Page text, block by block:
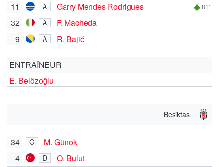
11
A Garry Mendes Rodrigues 81'
32 A
F. Macheda
9
A R. Bajić
ENTRAÎNEUR
E. Belözoğlu
Besiktas
34 G
M. Günok
4
D
O. Bulut